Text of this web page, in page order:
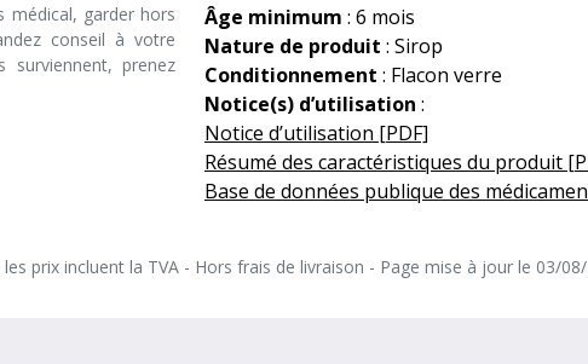
médical, garder hors
conseil à votre
surviennent, prenez
Âge minimum : 6 mois
Nature de produit : Sirop
Conditionnement : Flacon verre
Notice(s) d’utilisation :
Notice d’utilisation [PDF]
Résumé des caractéristiques du produit
Base de données publique des
prix incluent la TVA - Hors frais de livraison - Page mise à jour le 03/